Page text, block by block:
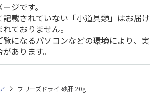
ジです。
載されていない「小道具類」はお届け
ておりません。
になるパソコンなどの環境により、実
あります。
フリーズドライ 砂肝 20g